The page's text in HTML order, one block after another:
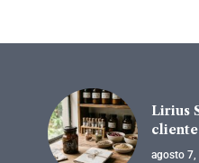
Lirius
agosto 7,